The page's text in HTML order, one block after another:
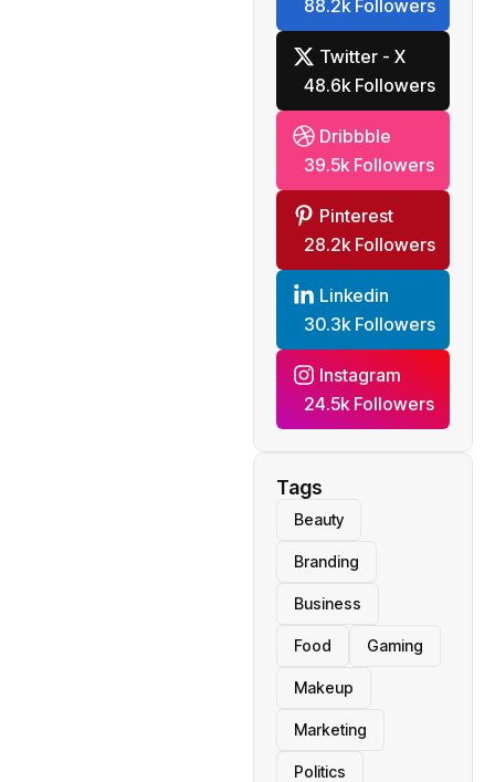
88.2k Followers
Twitter - X
48.6k Followers
Dribbble
39.5k Followers
Pinterest
28.2k Followers
Linkedin
30.3k Followers
Instagram
24.5k Followers
Tags
Beauty
Branding
Business
Food Gaming
Makeup
Marketing
Politics